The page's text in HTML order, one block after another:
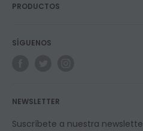
Contacto
Devoluciones y garantías
PRODUCTOS
E-Líquidos
NEWSLETTER
Suscríbete a nuestra
SÍGUENOS